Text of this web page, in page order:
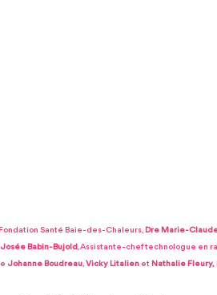
Santé Baie-des-Chaleurs, Dre Marie-
Josée Babin-Bujold, Assistante-chef technologue en
Johanne Boudreau, Vicky Litalien et Nathalie Fleury,